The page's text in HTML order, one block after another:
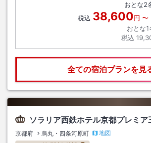
おとな2
税込 38,600円 〜
おとな1
税込
全ての宿泊プランを見
ソラリア西鉄ホテル京都プレミア
京都府 烏丸・四条河原町
地図